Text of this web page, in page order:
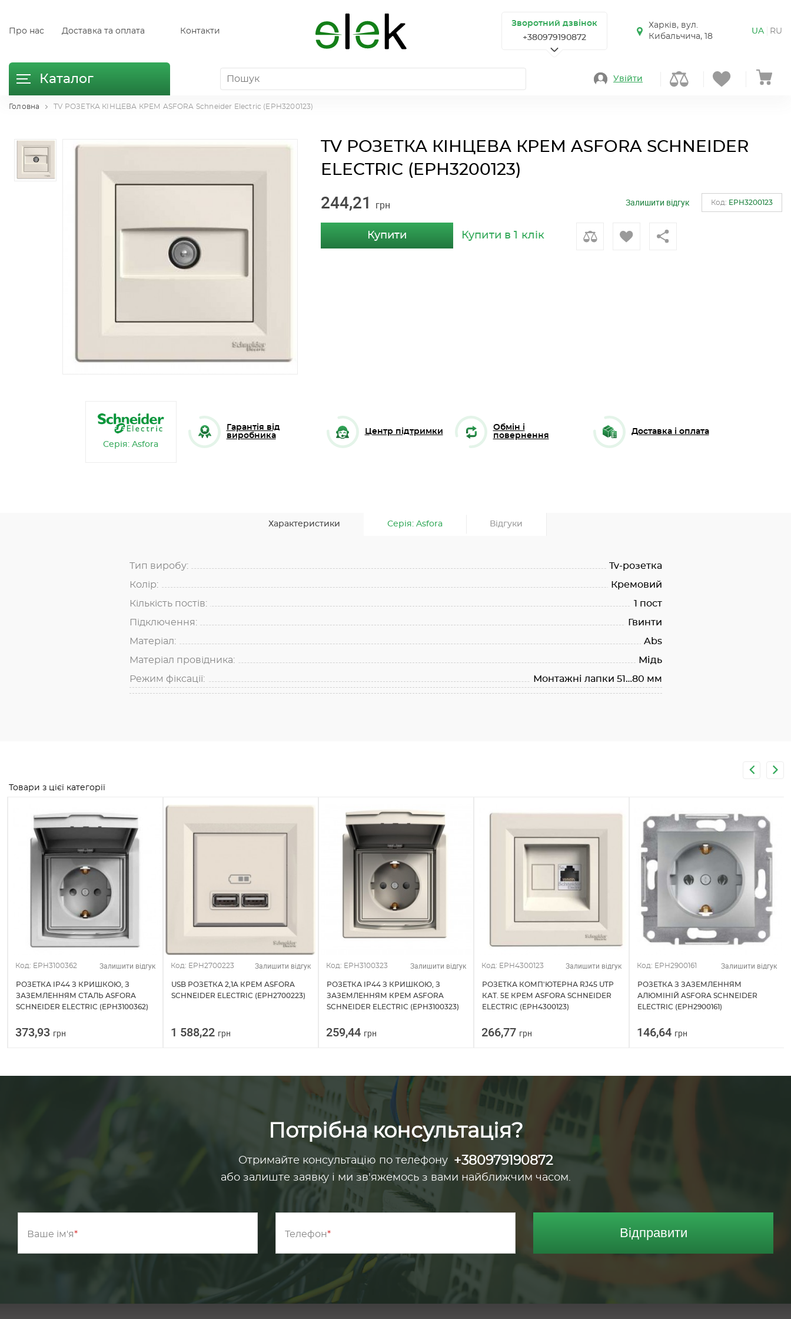
Про нас Доставка та оплата Контакти
Зворотний дзвінок
+380979190872
Харків, вул.
Кибальчича, 18
UA RU
Каталог Увійти
Головна TV РОЗЕТКА КІНЦЕВА КРЕМ ASFORA Schneider Electric (EPH3200123)
TV РОЗЕТКА КІНЦЕВА КРЕМ ASFORA SCHNEIDER
ELECTRIC (EPH3200123)
244,21 грн Залишити відгук Код: EPH3200123
Купити Купити в 1 клік
Серія: Asfora
Гарантія від
виробника
Центр підтримки
Обмін і
повернення
Доставка і оплата
Характеристики Серія: Asfora Відгуки
Тип виробу:
Tv-розетка
Колір:
Кремовий
Кількість постів:
1 пост
Підключення:
Гвинти
Матеріал:
Abs
Матеріал провідника:
Мідь
Режим фіксації:
Монтажні лапки 51…80 мм
Товари з цієї категорії
Код: EPH3100362 Залишити відгук
РОЗЕТКА IP44 З КРИШКОЮ, З
ЗАЗЕМЛЕННЯМ СТАЛЬ ASFORA
SCHNEIDER ELECTRIC (EPH3100362)
373,93 грн
Код: EPH2700223 Залишити відгук
USB РОЗЕТКА 2,1A КРЕМ ASFORA
SCHNEIDER ELECTRIC (EPH2700223)
1 588,22 грн
Код: EPH3100323 Залишити відгук
РОЗЕТКА IP44 З КРИШКОЮ, З
ЗАЗЕМЛЕННЯМ КРЕМ ASFORA
SCHNEIDER ELECTRIC (EPH3100323)
259,44 грн
Код: EPH4300123 Залишити відгук
РОЗЕТКА КОМП'ЮТЕРНА RJ45 UTP
КАТ. 5Е КРЕМ ASFORA SCHNEIDER
ELECTRIC (EPH4300123)
266,77 грн
Код: EPH2900161 Залишити відгук
РОЗЕТКА З ЗАЗЕМЛЕННЯМ
АЛЮМІНІЙ ASFORA SCHNEIDER
ELECTRIC (EPH2900161)
146,64 грн
Потрібна консультація?
Отримайте консультацію по телефону +380979190872
або залиште заявку і ми зв'яжемось з вами найближчим часом.
Ваше ім'я Телефон Відправити